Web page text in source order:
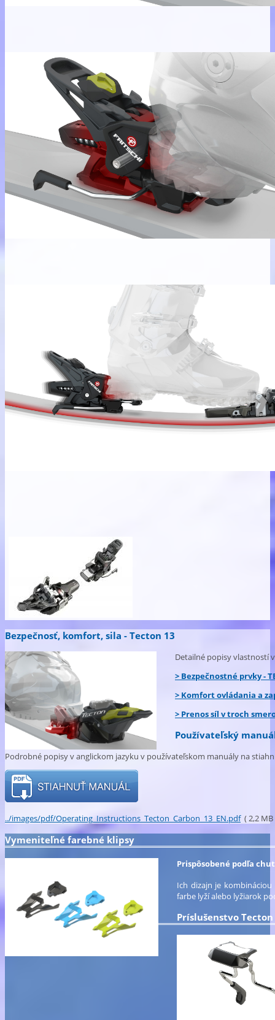
Bezpečnosť, komfort, sila - Tecton 13
Detailné popisy vlastností
> Bezpečnostné prvky -
> Komfort ovládania a
> Prenos síl v troch
Používateľský
Podrobné popisy v anglickom jazyku v používateľskom manuály na
../images/pdf/Operating_Instructions_Tecton_Carbon_13_EN.pdf( 2,2 MB
Vymeniteľné farebné klipsy
Prispôsobené podľa
Ich dizajn je
farbe lyží alebo lyžiarok
Príslušenstvo Tecton